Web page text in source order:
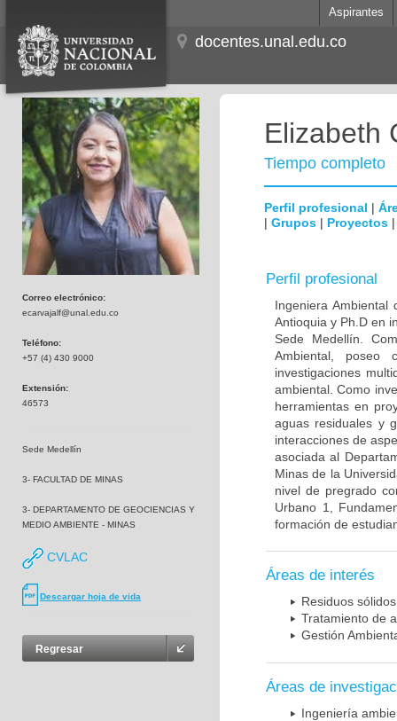
Aspirantes
docentes.unal.edu.co
Correo electrónico:
ecarvajalf@unal.edu.co
Teléfono:
+57 (4) 430 9000
Extensión:
46573
Sede Medellín
3- FACULTAD DE MINAS
3- DEPARTAMENTO DE GEOCIENCIAS Y
MEDIO AMBIENTE - MINAS
CVLAC
Descargar hoja de vida
Regresar
Elizabeth
Tiempo completo
Perfil profesional |
| Grupos | Proyectos
Perfil profesional
Ingeniera
Antioquia y Ph.D en
Sede Medellín.
Ambiental, poseo
investigaciones
ambiental. Como
herramientas en
aguas residuales y
interacciones de
asociada al
Minas de la
nivel de pregrado
Urbano 1,
formación de
Áreas de interés
Residuos sólidos
Tratamiento de
Gestión
Áreas de
Ingeniería